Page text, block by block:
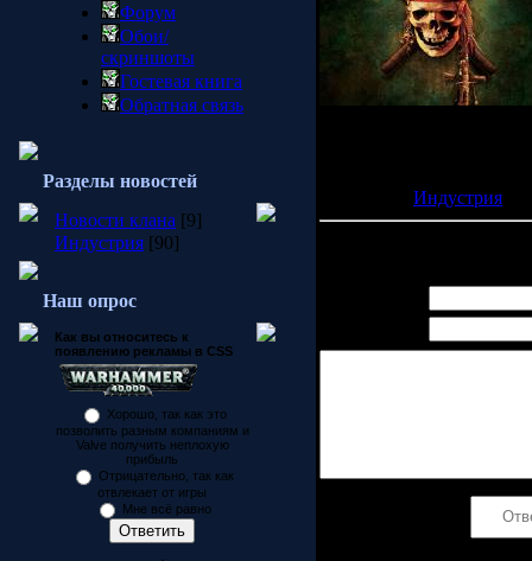
Форум
Обои/
скриншоты
Гостевая книга
Обратная связь
Разделы новостей
Новости клана [9]
Индустрия [90]
Наш опрос
Как вы относитесь к
появлению рекламы в CSS
Хорошо, так как это
позволить разным компаниям и
Valve получить неплохую
прибыль
Отрицательно, так как
отвлекает от игры
Мне всё равно
Индустрия